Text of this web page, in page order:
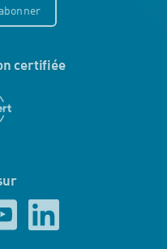
certifiée